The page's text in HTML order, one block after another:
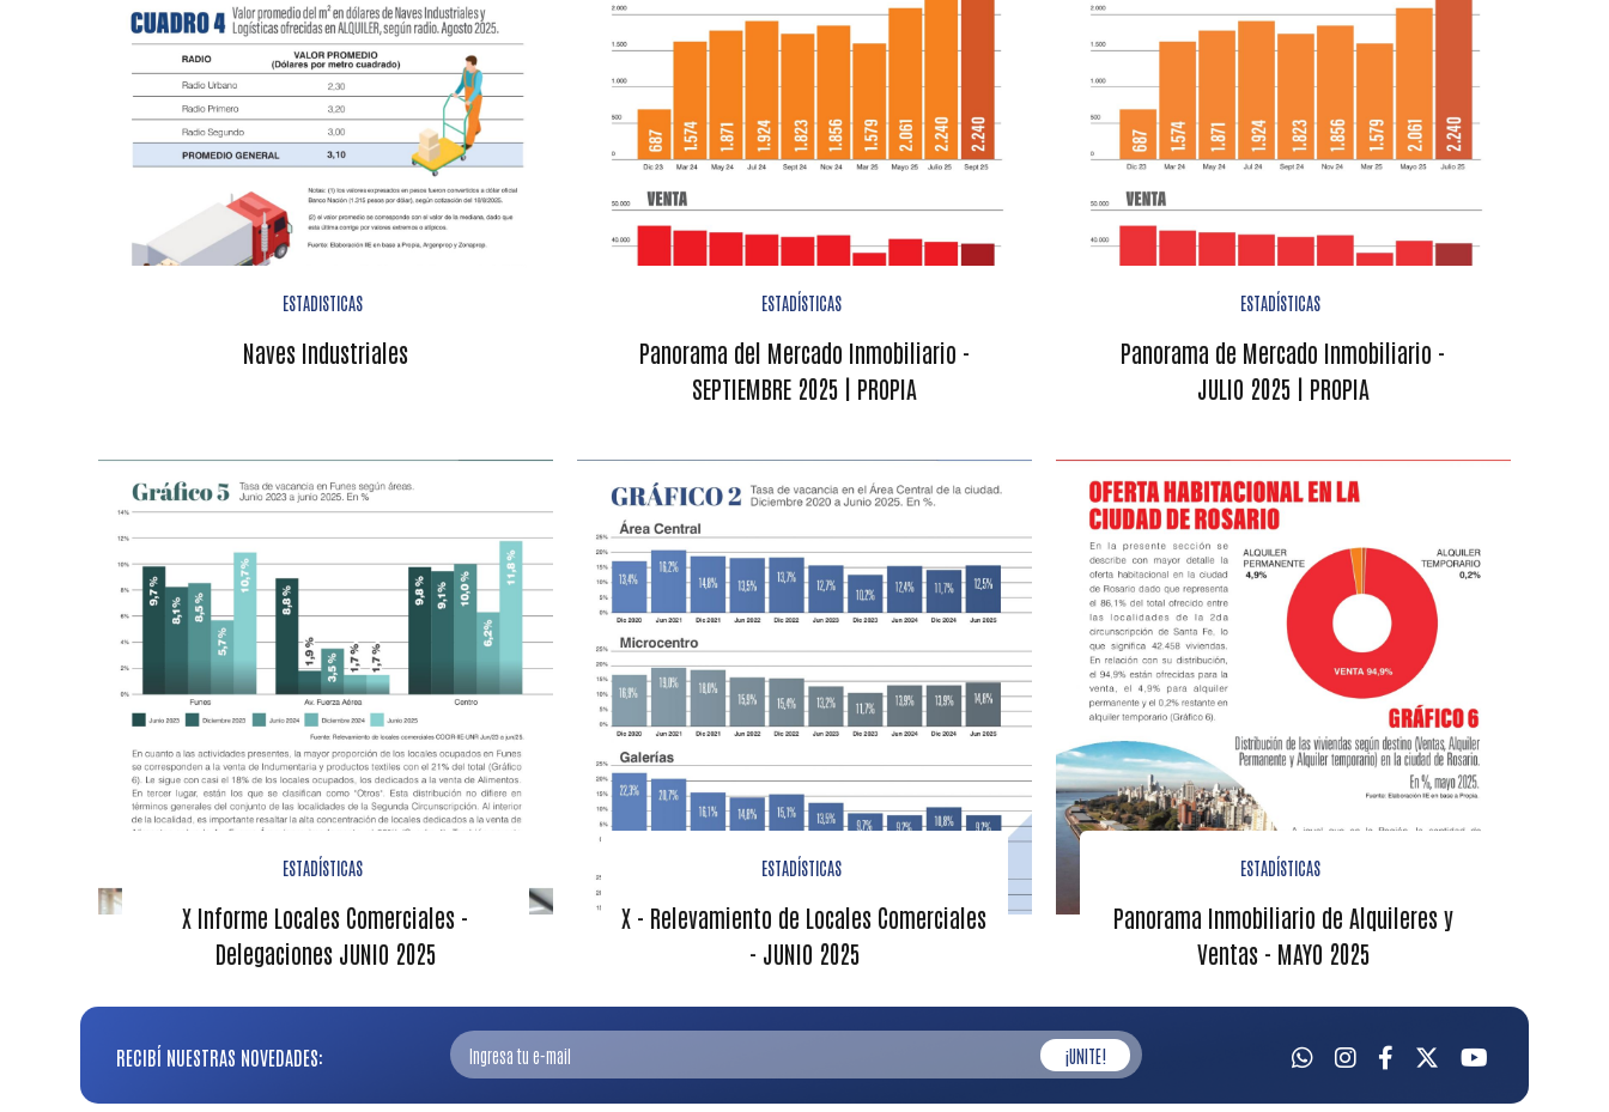
ESTADISTICAS
Naves Industriales
ESTADÍSTICAS
Panorama del Mercado Inmobiliario -
SEPTIEMBRE 2025 | PROPIA
ESTADÍSTICAS
Panorama de Mercado Inmobiliario -
JULIO 2025 | PROPIA
ESTADÍSTICAS
X Informe Locales Comerciales -
Delegaciones JUNIO 2025
ESTADÍSTICAS
X - Relevamiento de Locales Comerciales
- JUNIO 2025
ESTADÍSTICAS
Panorama Inmobiliario de Alquileres y
Ventas - MAYO 2025
RECIBÍ NUESTRAS NOVEDADES: ¡UNITE!